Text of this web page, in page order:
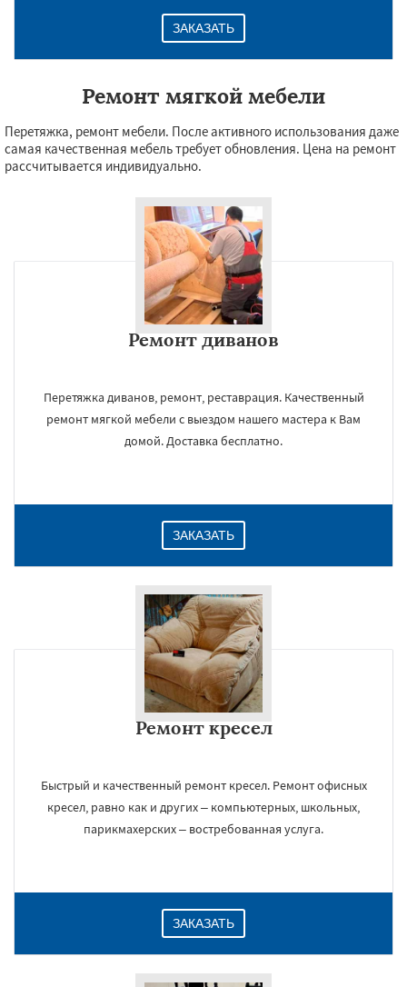
ЗАКАЗАТЬ
Ремонт мягкой мебели
Перетяжка, ремонт мебели. После активного использования даже
самая качественная мебель требует обновления. Цена на ремонт
рассчитывается индивидуально.
Ремонт диванов
Перетяжка диванов, ремонт, реставрация. Качественный
ремонт мягкой мебели с выездом нашего мастера к Вам
домой. Доставка бесплатно.
ЗАКАЗАТЬ
Ремонт кресел
Быстрый и качественный ремонт кресел. Ремонт офисных
кресел, равно как и других – компьютерных, школьных,
парикмахерских – востребованная услуга.
ЗАКАЗАТЬ